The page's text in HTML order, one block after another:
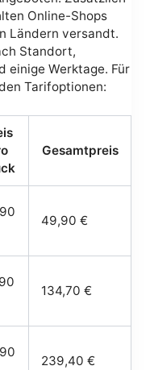
Online-Shops
Ländern versandt.
Standort,
einige Werktage. Für
Tarifoptionen:
Gesamtpreis
49,90 €
134,70 €
239,40 €